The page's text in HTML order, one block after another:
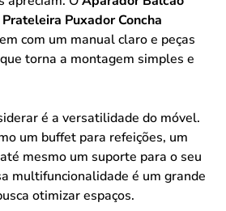
Puxador Concha
com um manual claro e peças
torna a montagem simples e
é a versatilidade do móvel.
um buffet para refeições, um
mesmo um suporte para o seu
multifuncionalidade é um grande
otimizar espaços.